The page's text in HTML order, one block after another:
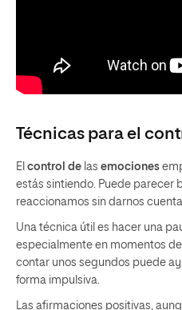
Técnicas para el
El control de las emociones
estás sintiendo. Puede parecer
reaccionamos sin darnos cuenta.
Una técnica útil es hacer una
especialmente en momentos
contar unos segundos puede
forma impulsiva.
Las afirmaciones positivas,